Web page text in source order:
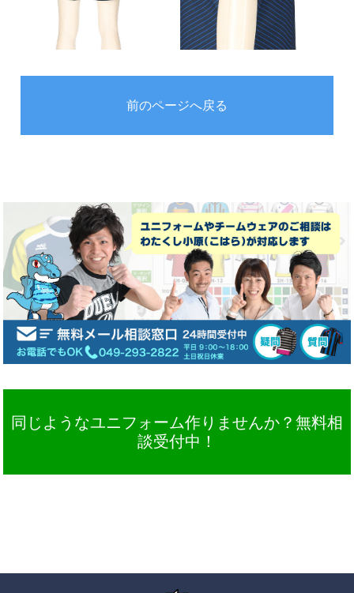
前のページへ戻る
同じようなユニフォーム作りませんか？無料相
談受付中！